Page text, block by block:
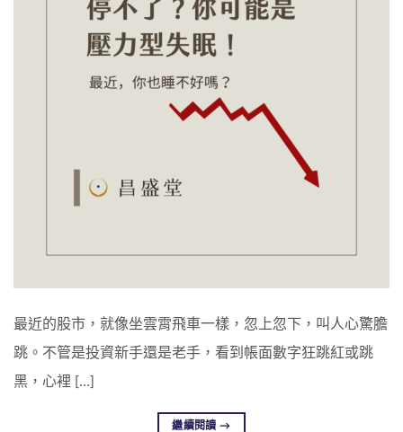
最近的股市，就像坐雲霄飛車一樣，忽上忽下，叫人心驚膽
跳。不管是投資新手還是老手，看到帳面數字狂跳紅或跳
黑，心裡 […]
繼續閱讀→